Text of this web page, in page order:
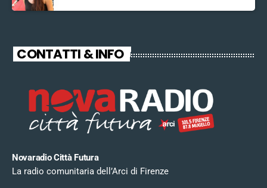
CONTATTI & INFO
Novaradio Città Futura
La radio comunitaria dell’Arci di Firenze